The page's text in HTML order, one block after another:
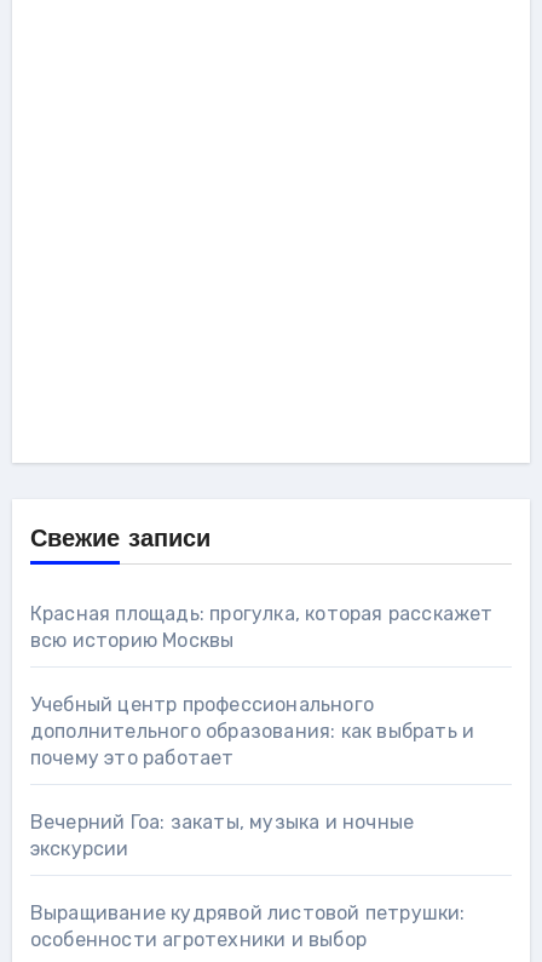
Свежие записи
Красная площадь: прогулка, которая расскажет
всю историю Москвы
Учебный центр профессионального
дополнительного образования: как выбрать и
почему это работает
Вечерний Гоа: закаты, музыка и ночные
экскурсии
Выращивание кудрявой листовой петрушки:
особенности агротехники и выбор